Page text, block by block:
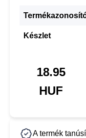
Készlet
18.95
HUF
A termék